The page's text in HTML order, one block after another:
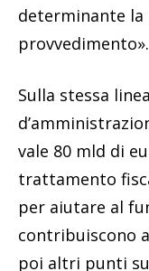
determinante la
provvedimento».
Sulla stessa linea
vale 80 mld di
trattamento
per aiutare al
contribuiscono
poi altri punti